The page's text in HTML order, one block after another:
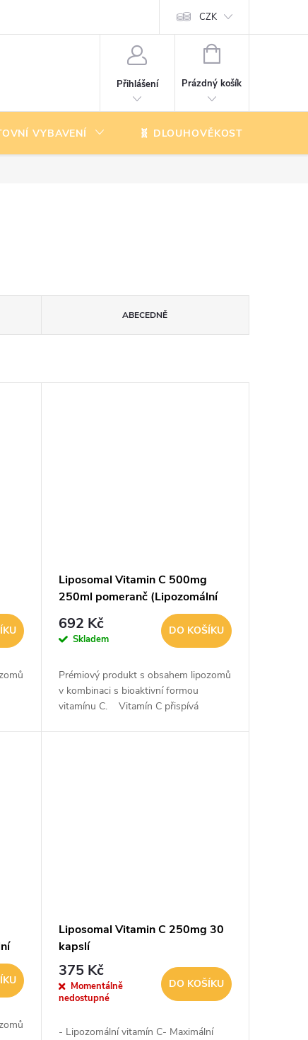
CZK
Přihlášení
NÁKUPNÍ
Prázdný košík
VYBAVENÍ 🧬 DLOUHOVĚKOST
ABECEDNĚ
Liposomal Vitamin C 500mg
250ml pomeranč (Lipozomální
vitamín C)
692 Kč
Skladem
DO KOŠÍKU
Prémiový produkt s obsahem lipozomů
v kombinaci s bioaktivní formou
vitamínu C. Vitamín C přispívá
Liposomal Vitamin C 250mg 30
kapslí
375 Kč
Momentálně
nedostupné
DO KOŠÍKU
- Lipozomální vitamín C- Maximální